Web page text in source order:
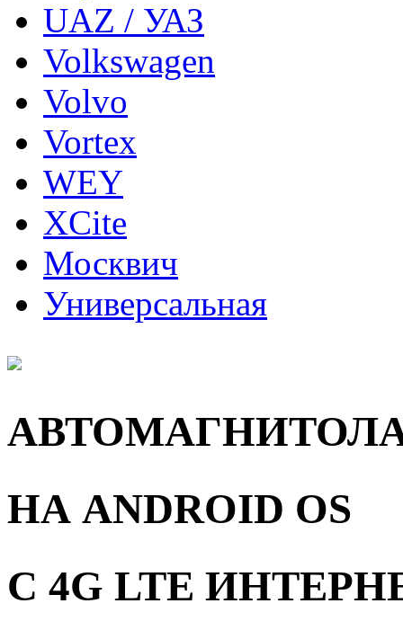
UAZ / УАЗ
Volkswagen
Volvo
Vortex
WEY
XCite
Москвич
Универсальная
НА ANDROID OS
С 4G LTE